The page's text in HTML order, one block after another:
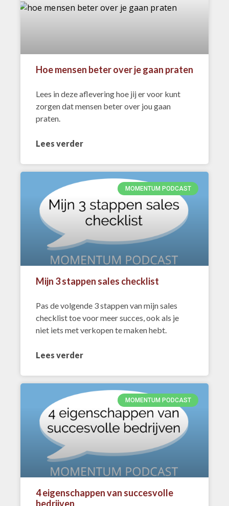
Hoe mensen beter over je gaan praten
Lees in deze aflevering hoe jij er voor kunt
zorgen dat mensen beter over jou gaan
praten.
Lees verder
MOMENTUM PODCAST
Mijn 3 stappen sales checklist
Pas de volgende 3 stappen van mijn sales
checklist toe voor meer succes, ook als je
niet iets met verkopen te maken hebt.
Lees verder
MOMENTUM PODCAST
4 eigenschappen van succesvolle
bedrijven